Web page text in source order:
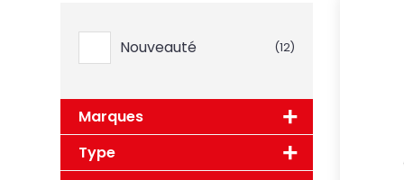
Nouveauté (12)
Marques
Type